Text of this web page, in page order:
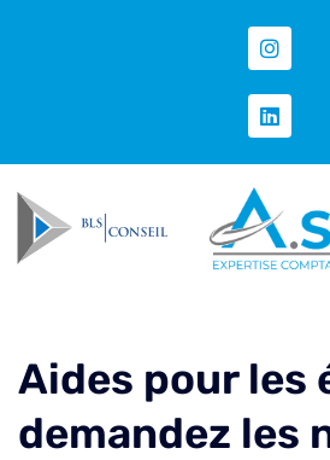
Aides pour les
demandez les